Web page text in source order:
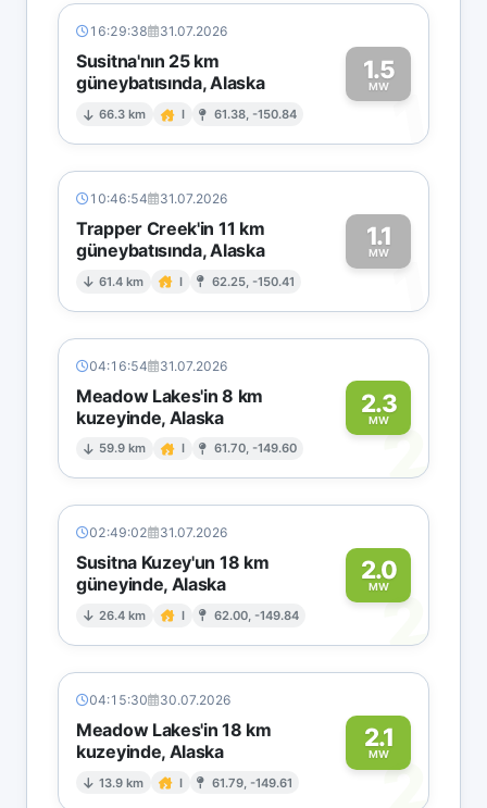
16:29:38 31.07.2026
Susitna'nın 25 km
güneybatısında, Alaska
66.3 km I 61.38, -150.84
1.5
MW1
10:46:54 31.07.2026
Trapper Creek'in 11 km
güneybatısında, Alaska
61.4 km I 62.25, -150.41
1.1
MW1
04:16:54 31.07.2026
Meadow Lakes'in 8 km
kuzeyinde, Alaska
59.9 km I 61.70, -149.60
2.3
MW2
02:49:02 31.07.2026
Susitna Kuzey'un 18 km
güneyinde, Alaska
26.4 km I 62.00, -149.84
2.0
MW
2
04:15:30 30.07.2026
Meadow Lakes'in 18 km
kuzeyinde, Alaska
13.9 km I 61.79, -149.61
2.1
MW2